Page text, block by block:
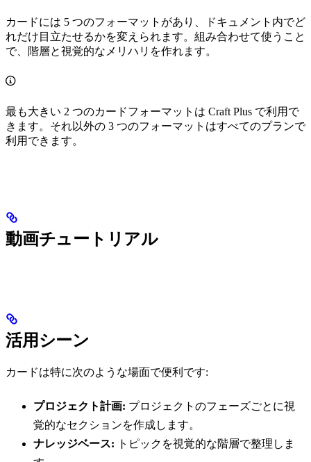
カードには 5 つのフォーマットがあり、ドキュメント内でど
れだけ目立たせるかを変えられます。組み合わせて使うこと
で、階層と視覚的なメリハリを作れます。
最も大きい 2 つのカードフォーマットは Craft Plus で利用で
きます。それ以外の 3 つのフォーマットはすべてのプランで
利用できます。
動画チュートリアル
活用シーン
カードは特に次のような場面で便利です:
プロジェクト計画: プロジェクトのフェーズごとに視
覚的なセクションを作成します。
ナレッジベース: トピックを視覚的な階層で整理しま